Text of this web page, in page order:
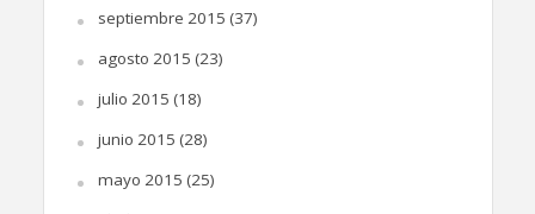
septiembre 2015 (37)
agosto 2015 (23)
julio 2015 (18)
junio 2015 (28)
mayo 2015 (25)